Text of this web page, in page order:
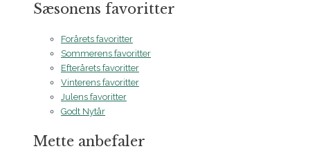
Sæsonens favoritter
Forårets favoritter
Sommerens favoritter
Efterårets favoritter
Vinterens favoritter
Julens favoritter
Godt Nytår
Mette anbefaler